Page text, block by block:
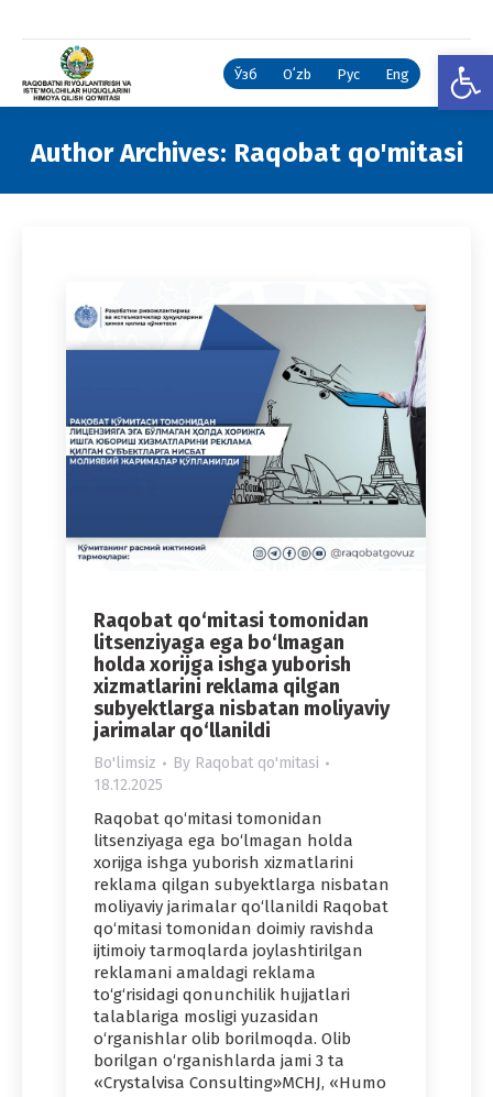
Ўзб Oʻzb Рус Eng
Author Archives: Raqobat qo'mitasi
Raqobat qo‘mitasi tomonidan
litsenziyaga ega bo‘lmagan
holda xorijga ishga yuborish
xizmatlarini reklama qilgan
subyektlarga nisbatan moliyaviy
jarimalar qo‘llanildi
Bo'limsiz By Raqobat qo'mitasi
18.12.2025
Raqobat qo‘mitasi tomonidan
litsenziyaga ega bo‘lmagan holda
xorijga ishga yuborish xizmatlarini
reklama qilgan subyektlarga nisbatan
moliyaviy jarimalar qo‘llanildi Raqobat
qo‘mitasi tomonidan doimiy ravishda
ijtimoiy tarmoqlarda joylashtirilgan
reklamani amaldagi reklama
to‘g‘risidagi qonunchilik hujjatlari
talablariga mosligi yuzasidan
o‘rganishlar olib borilmoqda. Olib
borilgan o‘rganishlarda jami 3 ta
«Crystalvisa Consulting»MCHJ, «Humo